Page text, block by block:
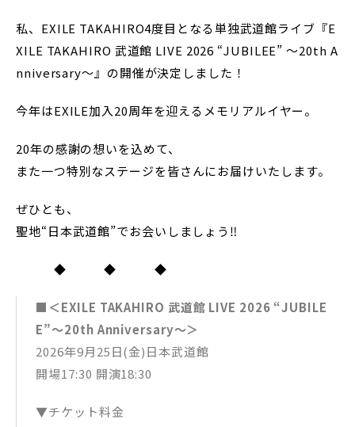
私、EXILE TAKAHIRO4度目となる単独武道館ライブ『E
XILE TAKAHIRO 武道館 LIVE 2026 “JUBILEE” ～20th A
nniversary～』の開催が決定しました！
今年はEXILE加入20周年を迎えるメモリアルイヤー。
20年の感謝の想いを込めて、
また一つ特別なステージを皆さんにお届けいたします。
ぜひとも、
聖地“日本武道館”でお会いしましょう‼︎
◆ ◆ ◆
■＜EXILE TAKAHIRO 武道館 LIVE 2026 “JUBILE
E”〜20th Anniversary〜＞
2026年9月25日(金)日本武道館
開場17:30 開演18:30
▼チケット料金